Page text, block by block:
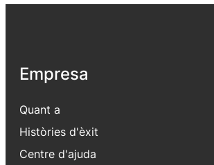
Empresa
Quant a
Històries d'èxit
Centre d'ajuda